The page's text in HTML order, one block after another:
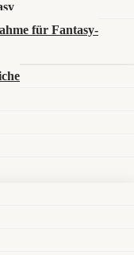
für Fantasy-